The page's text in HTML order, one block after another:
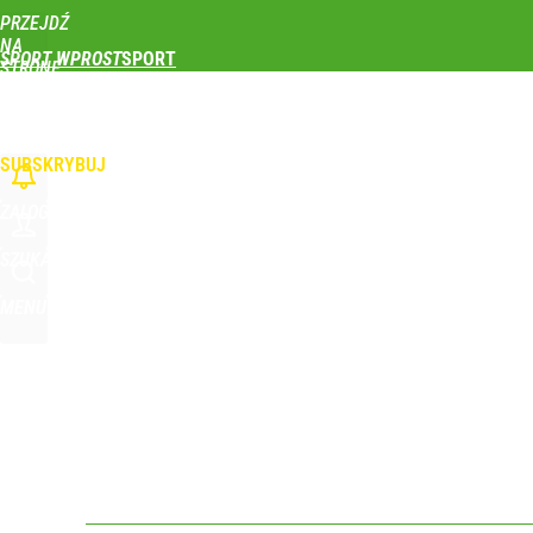
PRZEJDŹ
NA
STRONĘ
SPORT WPROST
SUBSKRYBUJ